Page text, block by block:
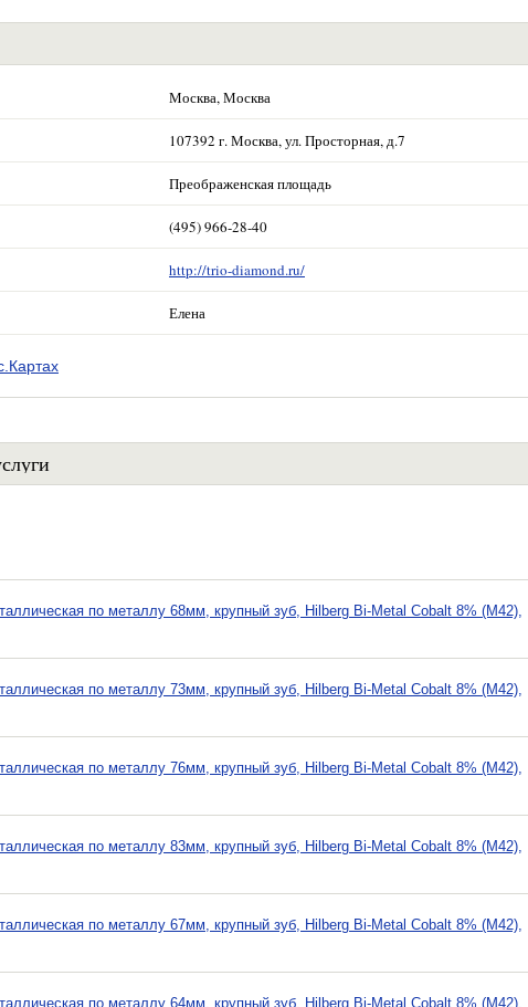
Москва, Москва
107392 г. Москва, ул. Просторная, д.7
Преображенская площадь
(495) 966-28-40
http://trio-diamond.ru/
Елена
по металлу 68мм, крупный зуб, Hilberg Bi-Metal Cobalt 8% (М42),
по металлу 73мм, крупный зуб, Hilberg Bi-Metal Cobalt 8% (М42),
по металлу 76мм, крупный зуб, Hilberg Bi-Metal Cobalt 8% (М42),
по металлу 83мм, крупный зуб, Hilberg Bi-Metal Cobalt 8% (М42),
по металлу 67мм, крупный зуб, Hilberg Bi-Metal Cobalt 8% (М42),
по металлу 64мм, крупный зуб, Hilberg Bi-Metal Cobalt 8% (М42),